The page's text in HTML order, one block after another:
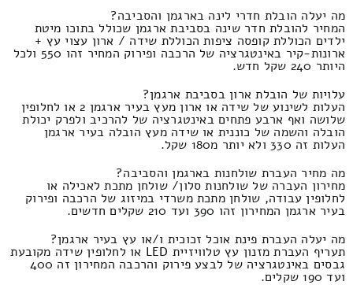
מה יעלה הובלת חדרי לינה בארגמן והסביבה?
המחיר להובלת חדר שינה בסביבת ארגמן שכולל בתוכו מיטת
ילדים הכוללת קופסה ציפות הכוללת שידה / ארון עצוי עץ +
ארונות-קיר באינטגרציה של הרכבה ופירוק המחיר זהו 550 ולכל
היותר 240 שקל חדש.
עלויות של הובלת ארון בסביבת ארגמן?
העלות לשינוע של שידה או ארון מעץ בעיר ארגמן 2 או לחלופין
שלושה ואף ארבע פתחים באינטגרציה של להרכיב ולפרק יכולת
הובלה והשמה של כוננית או שידה מעץ הובלה בעיר ארגמן
העלות זה 330 ולא יותר מ180 שקל.
מה מחיר העברת שולחנות בארגמן והסביבה?
מחירון העברה של שולחנות סלון/ שולחן מתכת לאכילה או
לחלופין עבודה, שולחן מתכת משרדי במיזוג של הרכבה ופירוק
בעיר ארגמן המחירון זהו 390 ועד 210 שקלים חדשים.
מה יעלה העברת פינת אוכל זכוכית ו/או עץ בעיר ארגמן?
תעריף העברת מזנון עץ טלוויזיית LED או לחלופין שידה מקובעת
גבסים באינטגרציה של לבצע פירוק והרכבה המחירון זה 400
ועד 190 שקלים.